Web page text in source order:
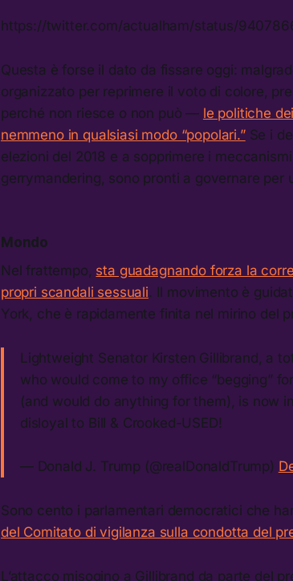
https://twitter.com/actualham/status/
Questa è forse il dato da fissare oggi:
organizzato per reprimere il voto di colore,
perché non riesce o non può — le politiche
nemmeno in qualsiasi modo “popolari.”Se i
elezioni del 2018 e a sopprimere i
gerrymandering, sono pronti a governare per
Mondo
Nel frattempo, sta guadagnando forza la
propri scandali sessuali. Il movimento è
York, che è rapidamente finita nel mirino del
Lightweight Senator Kirsten Gillibrand, a
who would come to my office “begging”
(and would do anything for them), is now
disloyal to Bill & Crooked-USED!
— Donald J. Trump (@realDonaldTrump)
Sono cento i parlamentari democratici che
del Comitato di vigilanza sulla condotta del
L’attacco misogino a Gillibrand da parte del